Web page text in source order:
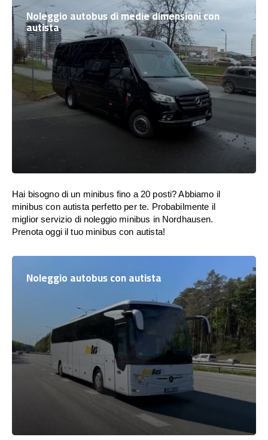
Noleggio autobus di medie dimensioni con
autista
Hai bisogno di un minibus fino a 20 posti? Abbiamo il
minibus con autista perfetto per te. Probabilmente il
miglior servizio di noleggio minibus in Nordhausen.
Prenota oggi il tuo minibus con autista!
Noleggio autobus con autista